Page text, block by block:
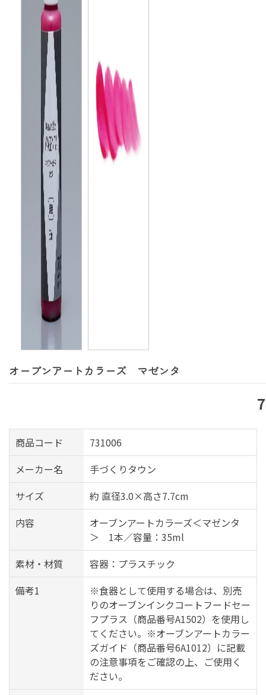
オーブンアートカラーズ マゼンタ
商品コード
731006
メーカー名
手づくりタウン
サイズ
約 直径3.0×高さ7.7cm
内容
オーブンアートカラーズ＜マゼンタ
＞ 1本／容量：35ml
素材・材質
容器：プラスチック
備考1
※食器として使用する場合は、別売
りのオーブンインクコートフードセー
フプラス（商品番号A1502）を使用し
てください。※オーブンアートカラー
ズガイド（商品番号6A1012）に記載
の注意事項をご確認の上、ご使用く
ださい。